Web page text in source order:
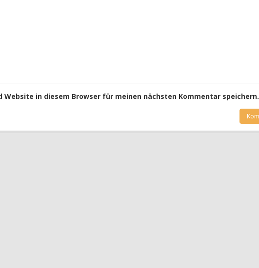
Website in diesem Browser für meinen nächsten Kommentar speichern.